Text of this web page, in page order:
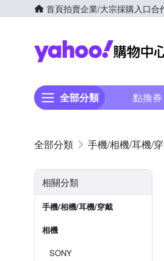
首頁拍賣企業/大宗採購入口合
全部分類 點換券
手機/相機/耳機/
相關分類
手機/相機/耳機/穿戴
相機
SONY